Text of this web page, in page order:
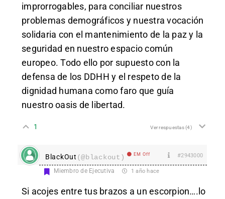
improrrogables, para conciliar nuestros
problemas demográficos y nuestra vocación
solidaria con el mantenimiento de la paz y la
seguridad en nuestro espacio común
europeo. Todo ello por supuesto con la
defensa de los DDHH y el respeto de la
dignidad humana como faro que guía
nuestro oasis de libertad.
1 Ver respuestas(4)
BlackOut (@blackout) EM Off #2943000
Miembro de Ejecutiva 1 año hace
Si acojes entre tus brazos a un escorpion….lo